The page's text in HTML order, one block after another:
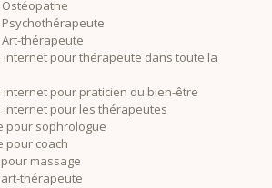
thérapeute
internet pour thérapeute dans toute la
internet pour praticien du bien-être
internet pour les thérapeutes
pour sophrologue
pour coach
massage
art-thérapeute